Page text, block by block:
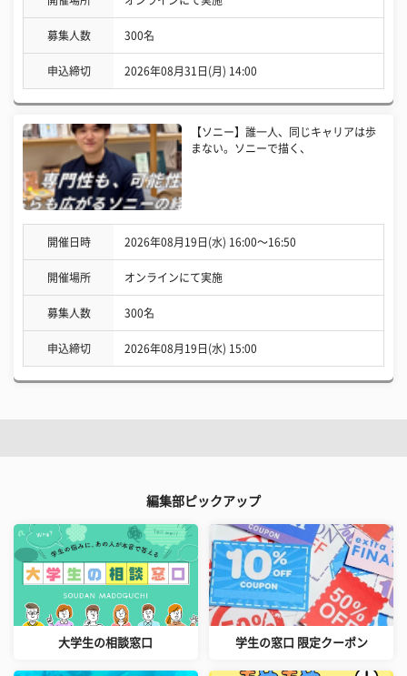
募集人数 300名
申込締切 2026年08月31日(月) 14:00
【ソニー】誰一人、同じキャリアは歩
まない。ソニーで描く、
開催日時 2026年08月19日(水) 16:00〜16:50
開催場所 オンラインにて実施
募集人数 300名
申込締切 2026年08月19日(水) 15:00
編集部ピックアップ
大学生の相談窓口 学生の窓口 限定クーポン